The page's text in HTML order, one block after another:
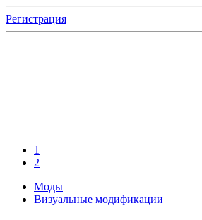
Регистрация
1
2
Моды
Визуальные модификации